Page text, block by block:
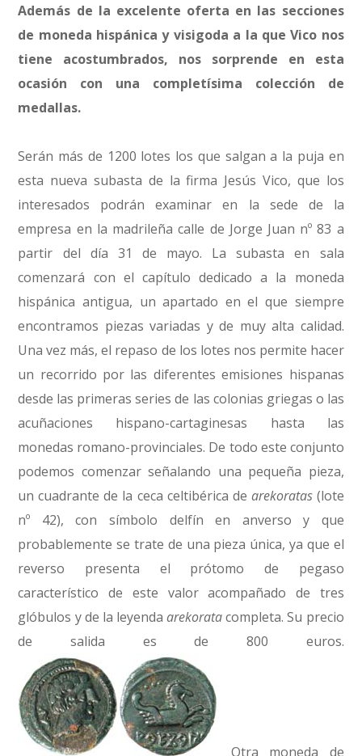
Además de la excelente oferta en las secciones
de moneda hispánica y visigoda a la que Vico nos
tiene acostumbrados, nos sorprende en esta
ocasión con una completísima colección de
medallas.
Serán más de 1200 lotes los que salgan a la puja en
esta nueva subasta de la firma Jesús Vico, que los
interesados podrán examinar en la sede de la
empresa en la madrileña calle de Jorge Juan nº 83 a
partir del día 31 de mayo. La subasta en sala
comenzará con el capítulo dedicado a la moneda
hispánica antigua, un apartado en el que siempre
encontramos piezas variadas y de muy alta calidad.
Una vez más, el repaso de los lotes nos permite hacer
un recorrido por las diferentes emisiones hispanas
desde las primeras series de las colonias griegas o las
acuñaciones hispano-cartaginesas hasta las
monedas romano-provinciales. De todo este conjunto
podemos comenzar señalando una pequeña pieza,
un cuadrante de la ceca celtibérica de arekoratas(lote
nº 42), con símbolo delfín en anverso y que
probablemente se trate de una pieza única, ya que el
reverso presenta el prótomo de pegaso
característico de este valor acompañado de tres
glóbulos y de la leyendaarekoratacompleta. Su precio
de salida es de 800 euros.
Otra moneda de